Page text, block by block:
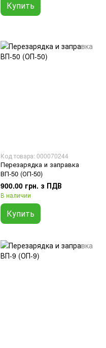
Купить
Код товара: 000070244
Перезарядка и заправка
ВП-50 (ОП-50)
900.00 грн. з ПДВ
В наличии
Купить